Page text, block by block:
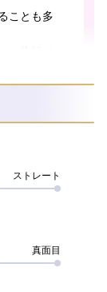
ことも多
、信頼でき
けることも
者様とご縁が
力添えでき
をいただく
とに有難さ
迎！
ストレート
真面目